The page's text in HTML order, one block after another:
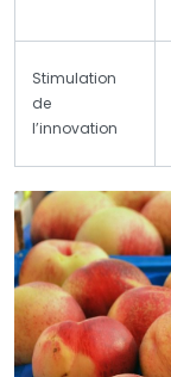
Stimulation
de
l’innovation